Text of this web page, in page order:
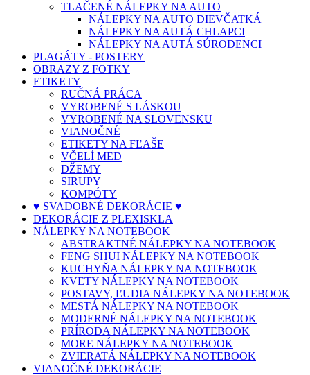
TLAČENÉ NÁLEPKY NA AUTO
NÁLEPKY NA AUTO DIEVČATKÁ
NÁLEPKY NA AUTÁ CHLAPCI
NÁLEPKY NA AUTÁ SÚRODENCI
PLAGÁTY - POSTERY
OBRAZY Z FOTKY
ETIKETY
RUČNÁ PRÁCA
VYROBENÉ S LÁSKOU
VYROBENÉ NA SLOVENSKU
VIANOČNÉ
ETIKETY NA FĽAŠE
VČELÍ MED
DŽEMY
SIRUPY
KOMPÓTY
♥ SVADOBNÉ DEKORÁCIE ♥
DEKORÁCIE Z PLEXISKLA
NÁLEPKY NA NOTEBOOK
ABSTRAKTNÉ NÁLEPKY NA NOTEBOOK
FENG SHUI NÁLEPKY NA NOTEBOOK
KUCHYŇA NÁLEPKY NA NOTEBOOK
KVETY NÁLEPKY NA NOTEBOOK
POSTAVY, ĽUDIA NÁLEPKY NA NOTEBOOK
MESTÁ NÁLEPKY NA NOTEBOOK
MODERNÉ NÁLEPKY NA NOTEBOOK
PRÍRODA NÁLEPKY NA NOTEBOOK
MORE NÁLEPKY NA NOTEBOOK
ZVIERATÁ NÁLEPKY NA NOTEBOOK
VIANOČNÉ DEKORÁCIE